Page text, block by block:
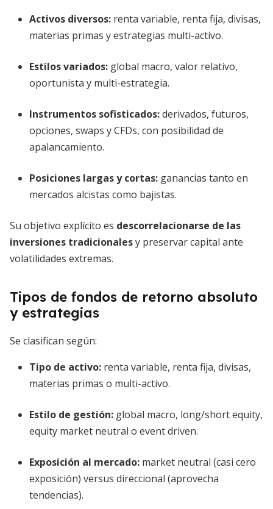
Activos diversos: renta variable, renta fija, divisas,
materias primas y estrategias multi-activo.
Estilos variados: global macro, valor relativo,
oportunista y multi-estrategia.
Instrumentos sofisticados:derivados, futuros,
opciones, swaps y CFDs, con posibilidad de
apalancamiento.
Posiciones largas y cortas: ganancias tanto en
mercados alcistas como bajistas.
Su objetivo explícito es descorrelacionarse de las
inversiones tradicionalesy preservar capital ante
volatilidades extremas.
Tipos de fondos de retorno absoluto
y estrategias
Se clasifican según:
Tipo de activo: renta variable, renta fija, divisas,
materias primas o multi-activo.
Estilo de gestión: global macro, long/short equity,
equity market neutral o event driven.
Exposición al mercado: market neutral (casi cero
exposición) versus direccional (aprovecha
tendencias).